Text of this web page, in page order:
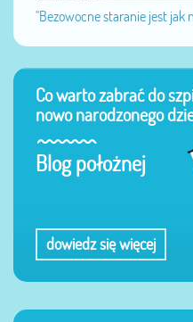
"Bezowocne staranie jest jak
Co warto zabrać do
nowo narodzonego
Blog położnej
dowiedz się więcej